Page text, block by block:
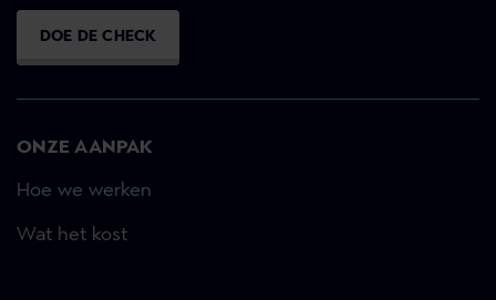
ONZE AANPAK
Hoe we werken
Wat het kost
DOE DE CHECK